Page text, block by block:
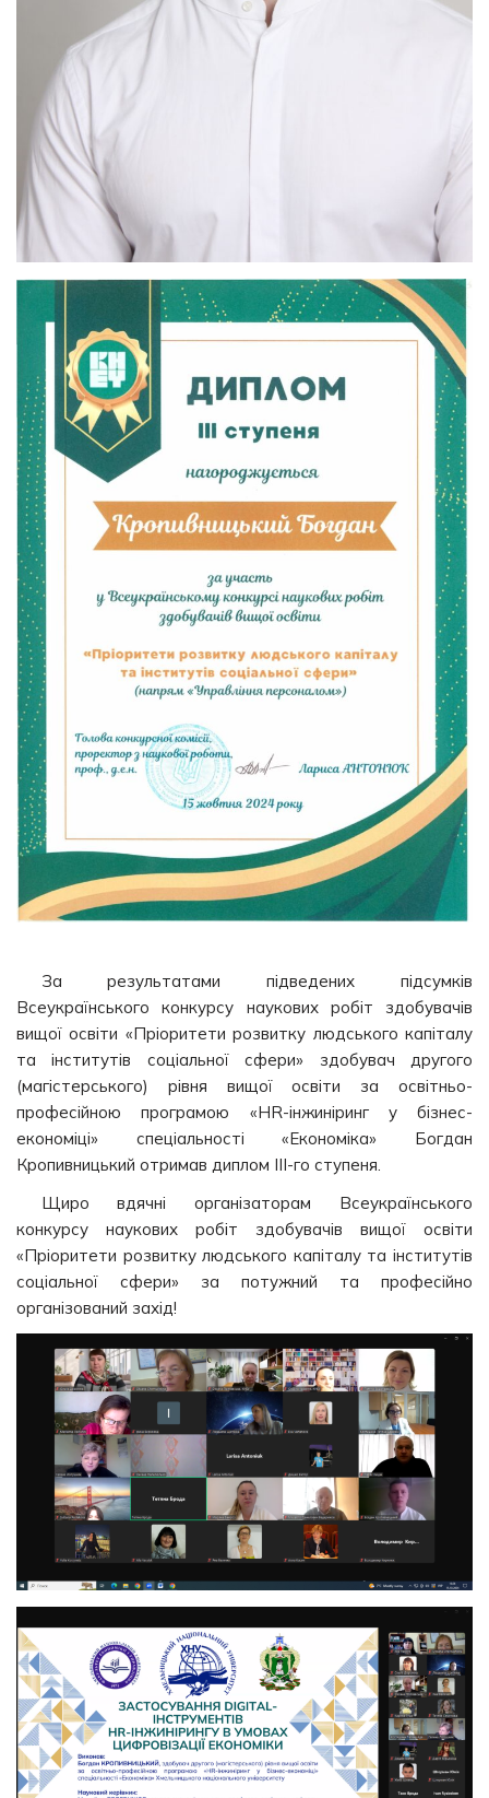
За результатами підведених підсумків
Всеукраїнського конкурсу наукових робіт здобувачів
вищої освіти «Пріоритети розвитку людського капіталу
та інститутів соціальної сфери» здобувач другого
(магістерського) рівня вищої освіти за освітньо-
професійною програмою «HR-інжиніринг у бізнес-
економіці» спеціальності «Економіка» Богдан
Кропивницький отримав диплом ІІІ-го ступеня.
Щиро вдячні організаторам Всеукраїнського
конкурсу наукових робіт здобувачів вищої освіти
«Пріоритети розвитку людського капіталу та інститутів
соціальної сфери» за потужний та професійно
організований захід!